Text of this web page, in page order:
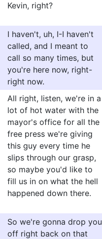
Kevin, right?
I haven't, uh, I-I haven't
called, and I meant to
call so many times, but
you're here now, right-
right now.
All right, listen, we're in a
lot of hot water with the
mayor's office for all the
free press we're giving
this guy every time he
slips through our grasp,
so maybe you'd like to
fill us in on what the hell
happened down there.
So we're gonna drop you
off right back on that